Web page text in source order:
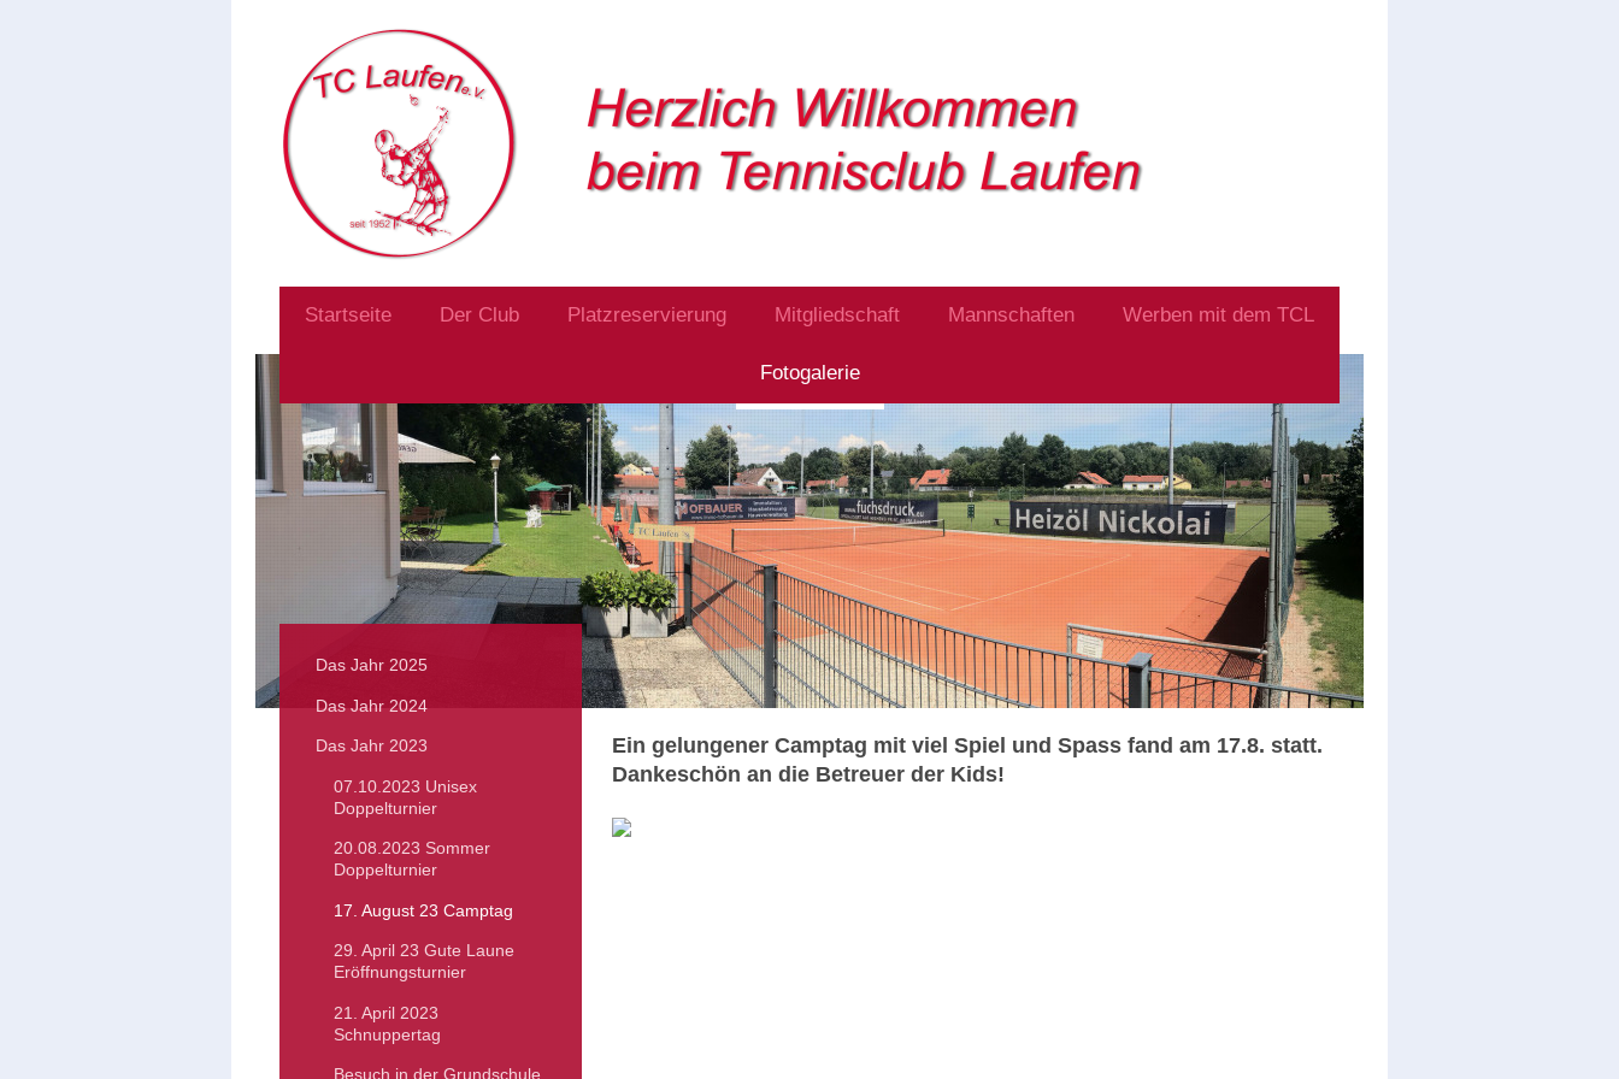
Startseite Der Club Platzreservierung Mitgliedschaft Mannschaften Werben mit dem TCL
Fotogalerie
Ein gelungener Camptag mit viel Spiel und Spass fand am 17.8. statt.
Dankeschön an die Betreuer der Kids!
Das Jahr 2025
Das Jahr 2024
Das Jahr 2023
07.10.2023 Unisex
Doppelturnier
20.08.2023 Sommer
Doppelturnier
17. August 23 Camptag
29. April 23 Gute Laune
Eröffnungsturnier
21. April 2023
Schnuppertag
Besuch in der Grundschule